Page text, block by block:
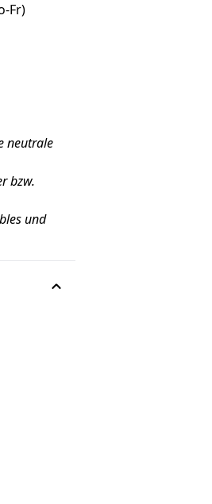
Fr)
neutrale
bzw.
und